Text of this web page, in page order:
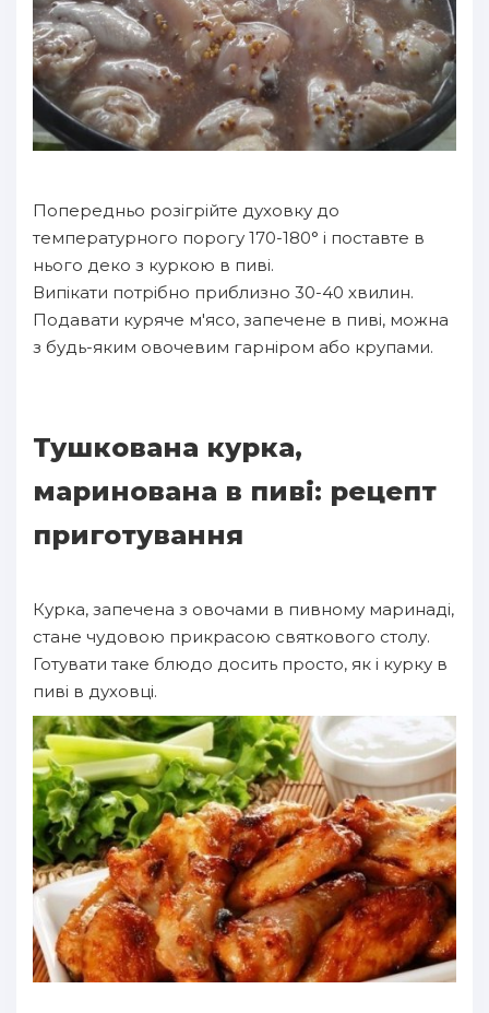
Попередньо розігрійте духовку до
температурного порогу 170-180° і поставте в
нього деко з куркою в пиві.
Випікати потрібно приблизно 30-40 хвилин.
Подавати куряче м'ясо, запечене в пиві, можна
з будь-яким овочевим гарніром або крупами.
Тушкована курка,
маринована в пиві: рецепт
приготування
Курка, запечена з овочами в пивному маринаді,
стане чудовою прикрасою святкового столу.
Готувати таке блюдо досить просто, як і курку в
пиві в духовці.